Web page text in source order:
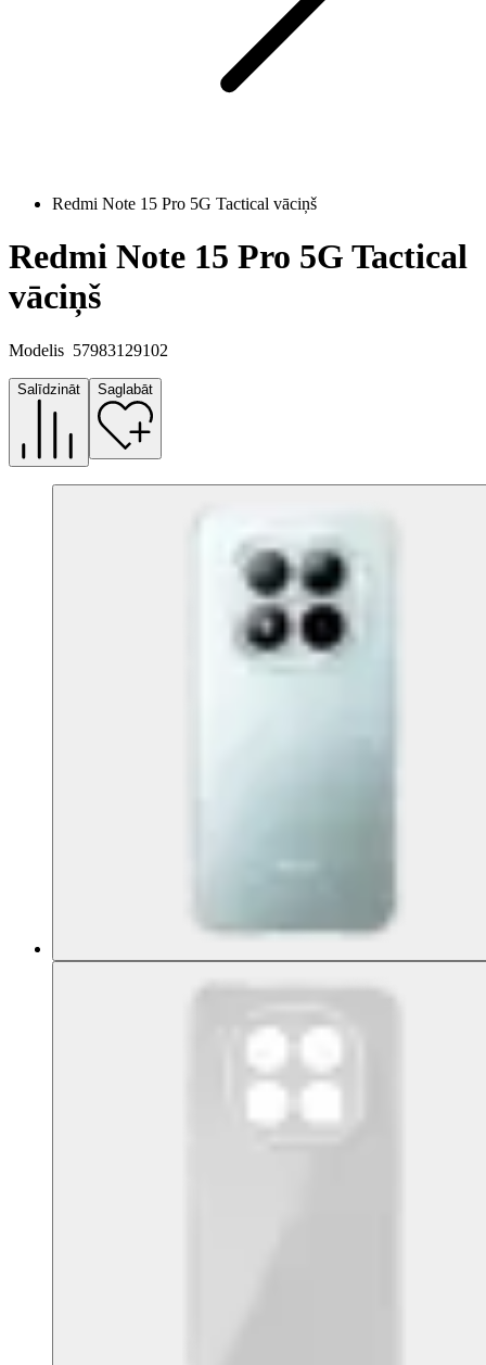
Redmi Note 15 Pro 5G Tactical vāciņš
Redmi Note 15 Pro 5G Tactical
vāciņš
Modelis 57983129102
Salīdzināt Saglabāt